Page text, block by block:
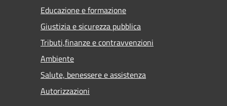
Educazione e formazione
Giustizia e sicurezza pubblica
Tributi,finanze e contravvenzioni
Ambiente
Salute, benessere e assistenza
Autorizzazioni